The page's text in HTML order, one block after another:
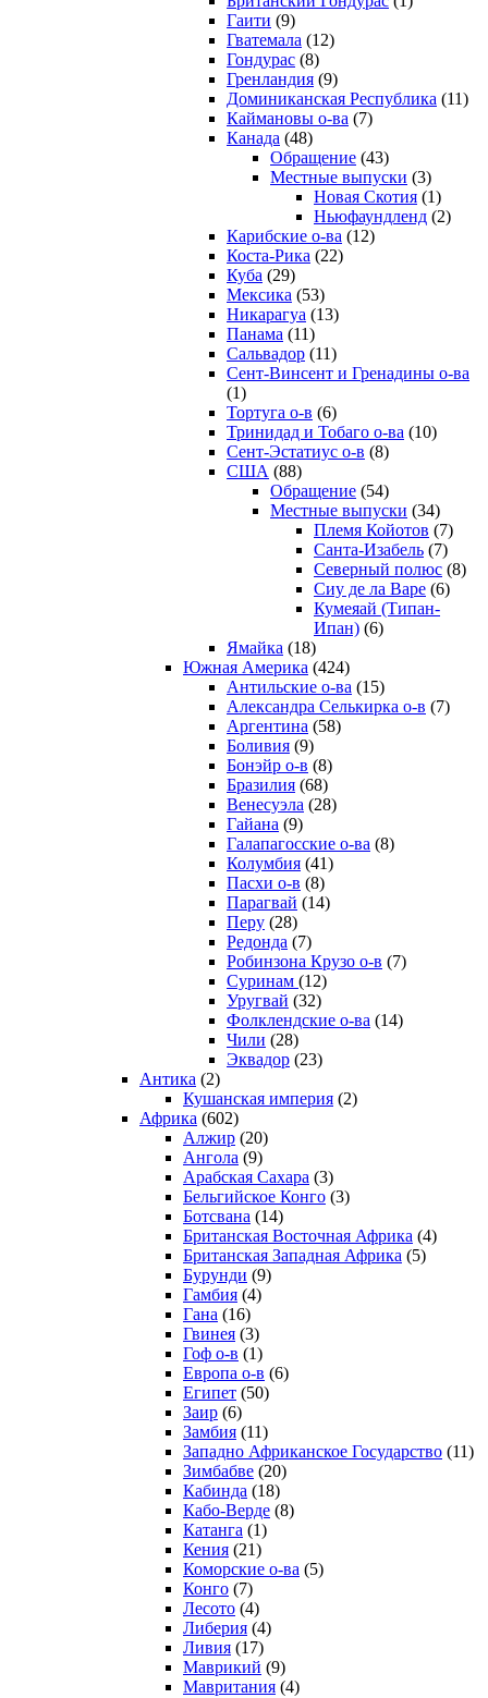
Гаити (9)
Гватемала (12)
Гондурас (8)
Гренландия (9)
Доминиканская Республика (11)
Каймановы о-ва (7)
Канада (48)
Обращение (43)
Местные выпуски (3)
Новая Скотия (1)
Ньюфаундленд (2)
Карибские о-ва (12)
Коста-Рика (22)
Куба (29)
Мексика (53)
Никарагуа (13)
Панама (11)
Сальвадор (11)
Сент-Винсент и Гренадины о-ва
(1)
Тортуга о-в (6)
Тринидад и Тобаго о-ва (10)
Сент-Эстатиус о-в (8)
США (88)
Обращение (54)
Местные выпуски (34)
Племя Койотов (7)
Санта-Изабель (7)
Северный полюс (8)
Сиу де ла Варе (6)
Кумеяай (Типан-
Ипан) (6)
Ямайка (18)
Южная Америка (424)
Антильские о-ва (15)
Александра Селькирка о-в (7)
Аргентина (58)
Боливия (9)
Бонэйр о-в (8)
Бразилия (68)
Венесуэла (28)
Гайана (9)
Галапагосские о-ва (8)
Колумбия (41)
Пасхи о-в (8)
Парагвай (14)
Перу (28)
Редонда (7)
Робинзона Крузо о-в (7)
Суринам (12)
Уругвай (32)
Фолклендские о-ва (14)
Чили (28)
Эквадор (23)
Антика (2)
Кушанская империя (2)
Африка (602)
Алжир (20)
Ангола (9)
Арабская Сахара (3)
Бельгийское Конго (3)
Ботсвана (14)
Британская Восточная Африка (4)
Британская Западная Африка (5)
Бурунди (9)
Гамбия (4)
Гана (16)
Гвинея (3)
Гоф о-в (1)
Европа о-в (6)
Египет (50)
Заир (6)
Замбия (11)
Западно Африканское Государство (11)
Зимбабве (20)
Кабинда (18)
Кабо-Верде (8)
Катанга (1)
Кения (21)
Коморcкие о-ва (5)
Конго (7)
Лесото (4)
Либерия (4)
Ливия (17)
Маврикий (9)
Мавритания (4)